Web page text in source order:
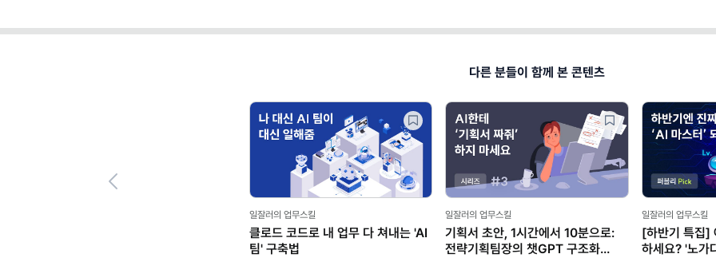
다른 분들이 함께 본 콘텐츠
일잘러의 업무스킬
클로드 코드로 내 업무 다 쳐내는 'AI
팀' 구축법
일잘러의 업무스킬
기획서 초안, 1시간에서 10분으로:
전략기획팀장의 챗GPT 구조화
일잘러의 업무스킬
[하반기 특집]
하세요? '노가